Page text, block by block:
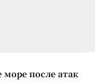
после атак